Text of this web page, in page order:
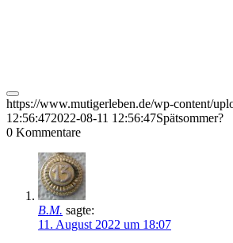
https://www.mutigerleben.de/wp-content/
12:56:472022-08-11 12:56:47Spätsommer?
0 Kommentare
B.M. sagte:
11. August 2022 um 18:07